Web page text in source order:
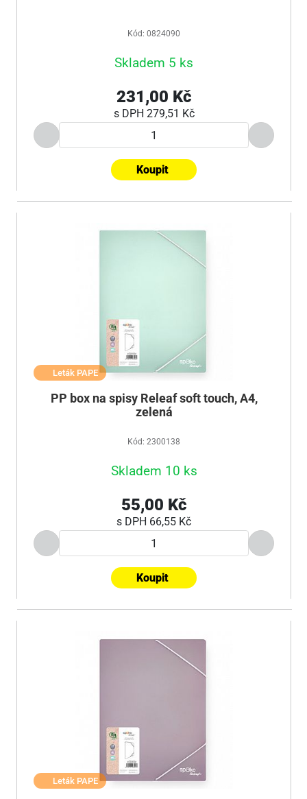
Kód: 0824090
Skladem 5 ks
231,00 Kč
s DPH 279,51 Kč
Koupit
Leták PAPE
PP box na spisy Releaf soft touch, A4,
zelená
Kód: 2300138
Skladem 10 ks
55,00 Kč
s DPH 66,55 Kč
Koupit
Leták PAPE